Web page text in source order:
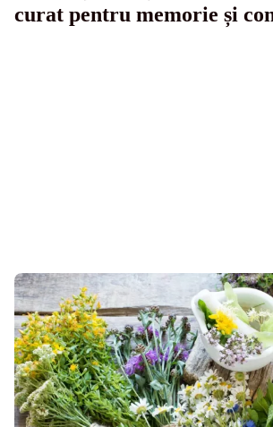
curat pentru memorie și